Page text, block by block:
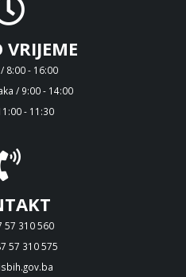
8:00 - 16:00
/ 9:00 - 14:00
- 11:30
57 310 560
57 310 575